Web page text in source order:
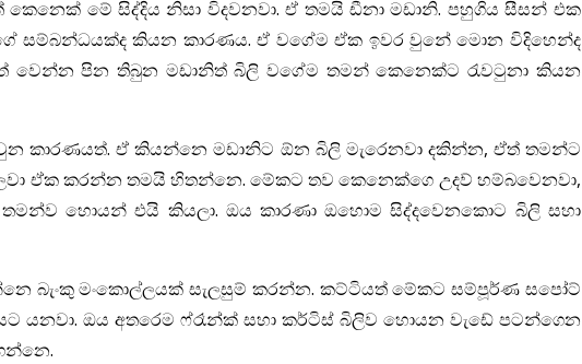
මේ සිද්දිය නිසා විදවනවා. ඒ තමයි ඩීනා මඩානි. පහුගිය සීසන් එක
සම්බන්ධයක්ද කියන කාරණය. ඒ වගේම ඒක ඉවර වුනේ මොන විදිහෙන්ද
පින තිබුන මඩානිත් බිලි වගේම තමන් කෙනෙක්ට රැවටුනා කියන
කාරණයත්. ඒ කියන්නෙ මඩානිට ඕන බිලි මැරෙනවා දකින්න, ඒත් තමන්ට
ඒක කරන්න තමයි හිතන්නෙ. මේකට තව කෙනෙක්ගෙ උදව් හම්බවෙනවා,
හොයන් එයි කියලා. ඔය කාරණා ඔහොම සිද්දවෙනකොට බිලි සහා
බැංකු මංකොල්ලයක් සැලසුම් කරන්න. කට්ටියත් මේකට සම්පූර්ණ සපෝට්
යනවා. ඔය අතරෙම ෆ්රෑන්ක් සහා කර්ටිස් බිලිව හොයන වැඩේ පටන්ගෙන